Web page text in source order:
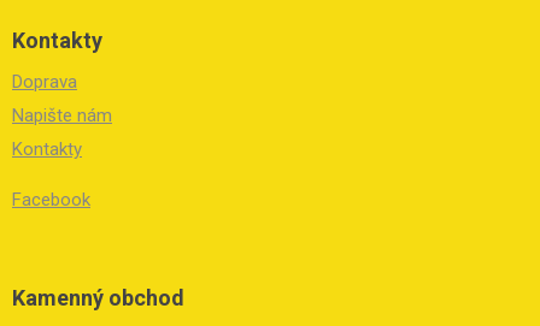
Kontakty
Doprava
Napište nám
Kontakty
Facebook
Kamenný obchod